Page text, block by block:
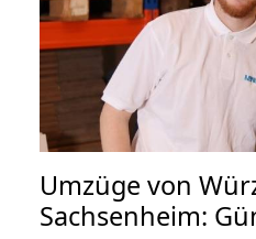
Umzüge von
Sachsenheim: